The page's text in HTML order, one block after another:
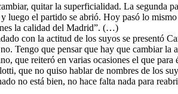
quitar la superficialidad. La segunda
el partido se abrió. Hoy pasó lo
la calidad del Madrid”. (…)
con la actitud de los suyos se presentó
Tengo que pensar que hay que cambiar
que reiteró en varias ocasiones el que
que no quiso hablar de nombres de los
no está bien, no hace falta nada para